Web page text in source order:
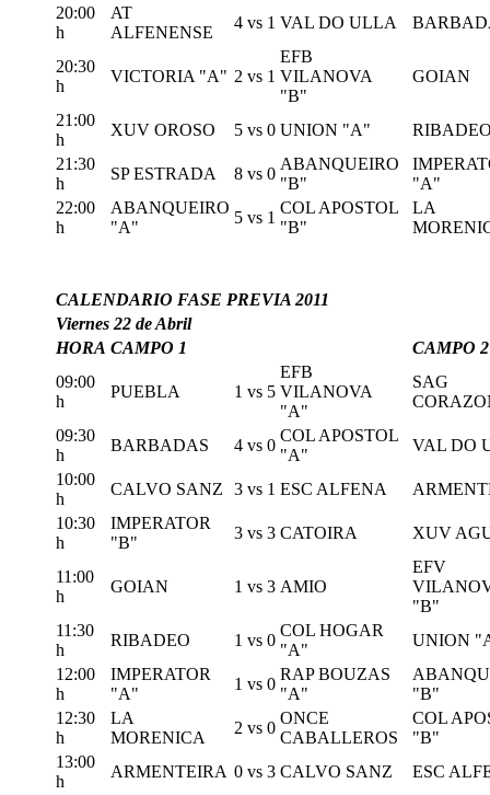
20:00
h
AT
ALFENENSE
4 vs 1 VAL DO ULLA
20:30
h
VICTORIA "A" 2 vs 1
EFB
VILANOVA
"B"
GOIAN
21:00
h
XUV OROSO 5 vs 0 UNION "A"
21:30
h
SP ESTRADA 8 vs 0
ABANQUEIRO
"B"
"A"
22:00
h
ABANQUEIRO
"A"
5 vs 1
COL APOSTOL
"B"
LA
CALENDARIO FASE PREVIA 2011
Viernes 22 de Abril
HORA CAMPO 1
CAMPO 2
09:00
h
PUEBLA 1 vs 5
EFB
VILANOVA
"A"
SAG
09:30
h
BARBADAS 4 vs 0
COL APOSTOL
"A"
VAL DO
10:00
h
CALVO SANZ 3 vs 1 ESC ALFENA
10:30
h
IMPERATOR
"B"
3 vs 3 CATOIRA XUV
11:00
h
GOIAN 1 vs 3 AMIO
EFV
"B"
11:30
h
RIBADEO 1 vs 0
COL HOGAR
"A"
UNION
12:00
h
IMPERATOR
"A"
1 vs 0
RAP BOUZAS
"A"
"B"
12:30
h
LA
MORENICA
2 vs 0
ONCE
CABALLEROS
COL
"B"
13:00
h
ARMENTEIRA 0 vs 3 CALVO SANZ
ESC